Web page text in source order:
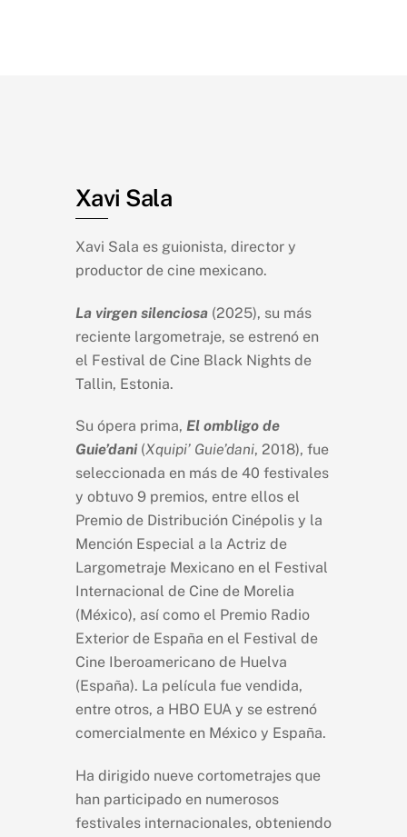
Xavi Sala
Xavi Sala es guionista, director y
productor de cine mexicano.
La virgen silenciosa (2025), su más
reciente largometraje, se estrenó en
el Festival de Cine Black Nights de
Tallin, Estonia.
Su ópera prima, El ombligo de
Guie’dani(Xquipi’ Guie’dani, 2018), fue
seleccionada en más de 40 festivales
y obtuvo 9 premios, entre ellos el
Premio de Distribución Cinépolis y la
Mención Especial a la Actriz de
Largometraje Mexicano en el Festival
Internacional de Cine de Morelia
(México), así como el Premio Radio
Exterior de España en el Festival de
Cine Iberoamericano de Huelva
(España). La película fue vendida,
entre otros, a HBO EUA y se estrenó
comercialmente en México y España.
Ha dirigido nueve cortometrajes que
han participado en numerosos
festivales internacionales, obteniendo